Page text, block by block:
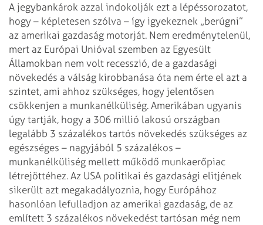
A jegybankárok azzal indokolják ezt a lépéssorozatot,
hogy – képletesen szólva – így igyekeznek „berúgni”
az amerikai gazdaság motorját. Nem eredménytelenül,
mert az Európai Unióval szemben az Egyesült
Államokban nem volt recesszió, de a gazdasági
növekedés a válság kirobbanása óta nem érte el azt a
szintet, ami ahhoz szükséges, hogy jelentősen
csökkenjen a munkanélküliség. Amerikában ugyanis
úgy tartják, hogy a 306 millió lakosú országban
legalább 3 százalékos tartós növekedés szükséges az
egészséges – nagyjából 5 százalékos –
munkanélküliség mellett működő munkaerőpiac
létrejöttéhez. Az USA politikai és gazdasági elitjének
sikerült azt megakadályoznia, hogy Európához
hasonlóan lefulladjon az amerikai gazdaság, de az
említett 3 százalékos növekedést tartósan még nem